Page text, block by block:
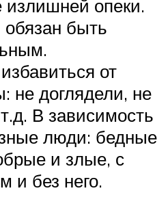
излишней опеки.
быть
от
не доглядели, не
В зависимость
люди: бедные
и злые, с
и без него.